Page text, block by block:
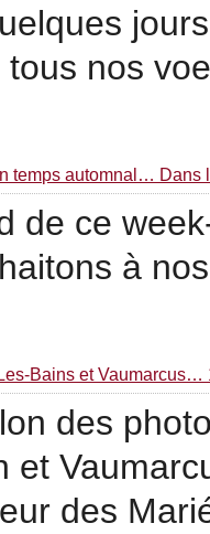
nos
temps automnal… Dans
de ce
à
Bains et Vaumarcus…
des
et
des